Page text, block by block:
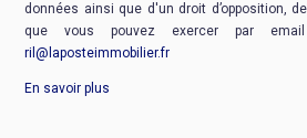
données ainsi que d'un droit d’opposition,
que vous pouvez exercer par
ril@laposteimmobilier.fr
En savoir plus